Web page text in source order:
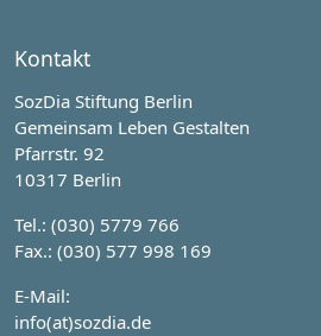
Kontakt
SozDia Stiftung Berlin
Gemeinsam Leben Gestalten
Pfarrstr. 92
10317 Berlin
Tel.: (030) 5779 766
Fax.: (030) 577 998 169
E-Mail:
info(at)sozdia.de